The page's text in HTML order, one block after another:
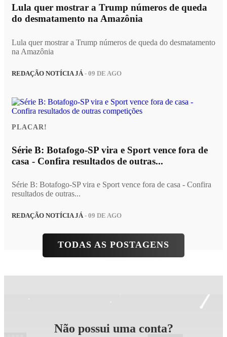
Lula quer mostrar a Trump números de queda
do desmatamento na Amazônia
Lula quer mostrar a Trump números de queda do desmatamento
na Amazônia
REDAÇÃO NOTÍCIA JÁ - 09 DE AGO
PLACAR!
Série B: Botafogo-SP vira e Sport vence fora de
casa - Confira resultados de outras...
Série B: Botafogo-SP vira e Sport vence fora de casa - Confira
resultados de outras...
REDAÇÃO NOTÍCIA JÁ- 09 DE AGO
TODAS AS POSTAGENS
Não possui uma conta?